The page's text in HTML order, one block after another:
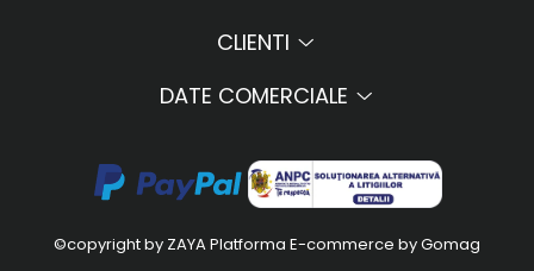
CLIENTI
DATE COMERCIALE
©copyright by ZAYAPlatforma E-commerce by Gomag